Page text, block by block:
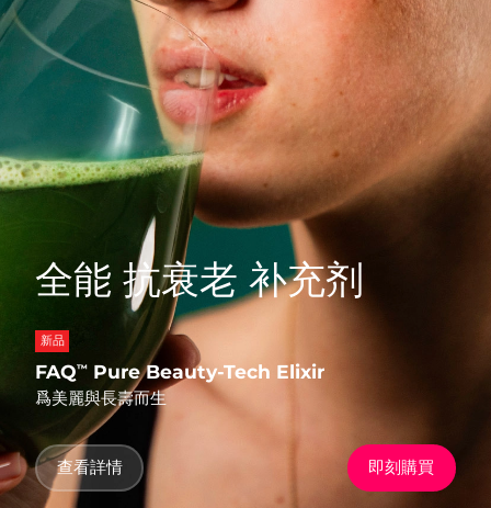
全能 抗衰老 补充剂
新品
FAQ™ Pure Beauty-Tech Elixir
爲美麗與長壽而生
查看詳情 即刻購買
FAQ™產品
All anti-aging treatments
FAQ™產品
All LED treatments
FAQ™ products
All toning treatments
PEACH™ 2
IPL hair removal
PEACH™ 2 go
Travel-friendly IPL hair removal
PEACH™ Cooling Prep Gel
Cooling IPL hair removal gel
LUNA™ 4 body
Massaging body brush
SUPERCHARGED™ serum
Firming body serum
痘肌護理
ESPADA™ 2 plus
Recurring acne LED therapy
ESPADA™ 2
Acne treatment device
ESPADA™ Blemish Solution
Concentrated acne gel
ESPADA™ 設備
All acne treatment devices
BEAR™ 2 eyes & lips
Microcurrent line smoothing device
IRIS™ 2
Rejuvenating eye massager
眼部護膚
Advanced eye care treatment
眼部護理設備
All revitalizing eye massagers
毛孔護理
KIWI™ derma
Diamond microdermabrasion .
KIWI™
Blackhead remover
KIWI™ 皮肤护理
Advanced pore care essentials
護發
LUNA™ 4 hair
2-in-1 LED scalp massager
FLIP™ play advanced
LED light hairbrush
LUNA™ Dual-Peptide Scalp
Serum
For healthy hair
牙齒美白
issa™ Teeth Whitening Set
Dual LED + sonic device & 18% PAP gel
issa™ Teeth Whitening Gel
18% PAP
更多的
護膚品
直布羅陀 預計送達日期 8/14/26
希臘 預計送達日期 8/10/26
中國香港特別行政區 預計送達日期 8/11/26
匈牙利 預計送達日期 8/10/26
預計送達日期
印尼 預計送達日期
愛爾蘭
曼島
以色列 預計送達日期8/14/26
義大利 預計送達日期8/10/26